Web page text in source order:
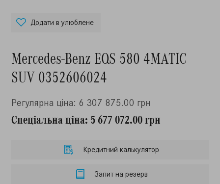
Додати в улюблене
Mercedes-Benz EQS 580 4MATIC
SUV 0352606024
Регулярна ціна: 6 307 875.00 грн
Спеціальна ціна: 5 677 072.00 грн
Кредитний калькулятор
Запит на резерв